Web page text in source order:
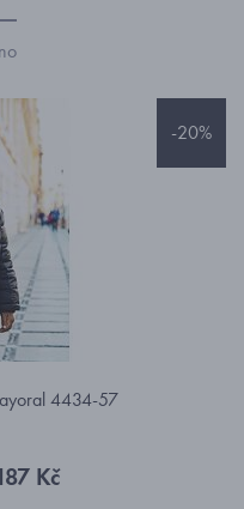
-20%
4434-57
Kč